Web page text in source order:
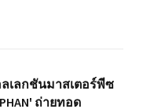
เลกชันมาสเตอร์พีซ
ถ่ายทอด